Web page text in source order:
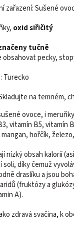
zařazení: Sušené
oxid siřičitý
tučně
obsahovat pecky,
Turecko
na temném,
ovoce, i
vitamín B5, vitamín
hořčík,
nízký obsah kalorií
soli, díky čemuž
draslíku a jsou
(fruktózy a
A).
zdravá svačina, k